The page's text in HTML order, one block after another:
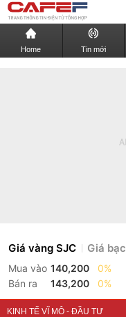
Home Tin mới
Giá vàng SJC Giá bạc
Mua vào 140,200
0%
Bán ra
143,200 0%
KINH TẾ VĨ MÔ - ĐẦU TƯ